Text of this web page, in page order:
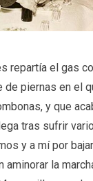
repartía el gas
de piernas en el
y que
tras sufrir
y a mí por
aminorar la